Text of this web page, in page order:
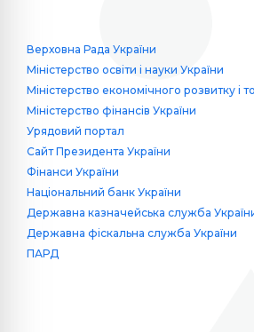
Верховна Рада України
Міністерство освіти і науки України
Міністерство економічного розвитку і
Міністерство фінансів України
Урядовий портал
Сайт Президента України
Фінанси України
Національний банк України
Державна казначейська служба
Державна фіскальна служба України
ПАРД